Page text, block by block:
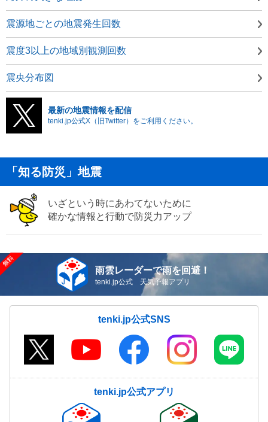
震源地ごとの地震発生回数
震度3以上の地域別観測回数
震央分布図
最新の地震情報を配信
tenki.jp公式X（旧Twitter）をご利用ください。
「知る防災」地震
いざという時にあわてないために
確かな情報と行動で防災力アップ
雨雲レーダーで雨を回避！
tenki.jp公式 天気予報アプリ
tenki.jp公式SNS
tenki.jp公式アプリ